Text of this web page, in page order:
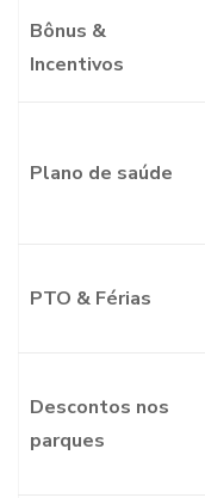
Bônus &
Incentivos
Plano de saúde
PTO & Férias
Descontos nos
parques